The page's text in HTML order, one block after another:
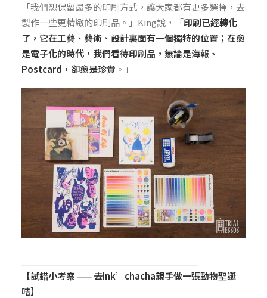
「我們想保留最多的印刷方式，讓大家都有更多選擇，去
製作一些更精緻的印刷品。」King說，「印刷已經轉化
了，它在工藝、藝術、設計裏面有一個獨特的位置；在愈
是電子化的時代，我們看待印刷品，無論是海報、
Postcard，卻愈是珍貴 。」
【試錯小考察 —— 去Ink’chacha親手做一張動物聖誕
咭】